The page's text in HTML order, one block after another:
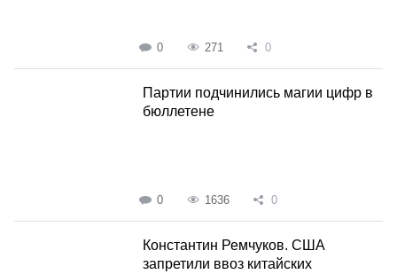
0 271 0
Партии подчинились магии цифр в
бюллетене
0 1636 0
Константин Ремчуков. США
запретили ввоз китайских